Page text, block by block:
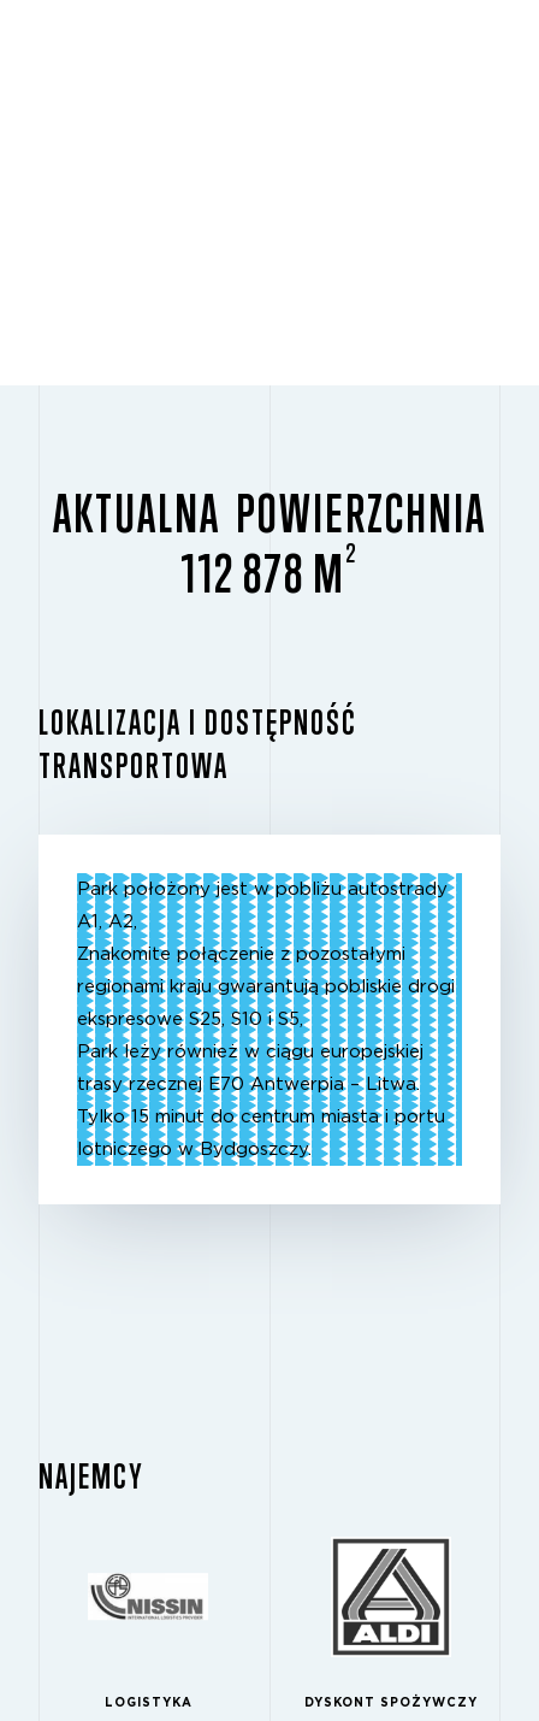
AKTUALNA POWIERZCHNIA
112 878 M 2
LOKALIZACJA I DOSTĘPNOŚĆ
TRANSPORTOWA
Park położony jest w pobliżu autostrady
A1, A2,
Znakomite połączenie z pozostałymi
regionami kraju gwarantują pobliskie drogi
ekspresowe S25, S10 i S5,
Park leży również w ciągu europejskiej
trasy rzecznej E70 Antwerpia – Litwa.
Tylko 15 minut do centrum miasta i portu
lotniczego w Bydgoszczy.
NAJEMCY
LOGISTYKA DYSKONT SPOŻYWCZY